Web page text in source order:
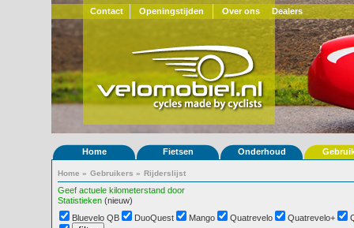
Contact Openingstijden Over ons Dealers
Home Fietsen Onderhoud
Home » Gebruikers » Rijderslijst
Geef actuele kilometerstand door
Statistieken (nieuw)
Bluevelo QB
DuoQuest Mango Quatrevelo Quatrevelo+